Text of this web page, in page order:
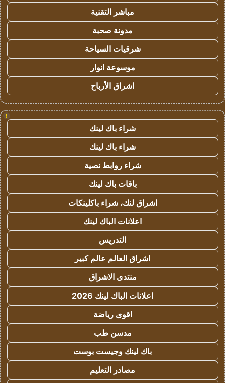
مباشر التقنية
مدونة صحبة
شرقيات السياحة
موسوعة انوار
اشراق الأرباح
!
شراء باك لينك
شراء باك لينك
شراء روابط نصية
باقات باك لينك
اشراق لنك، شراء باكلينكات
اعلانات الباك لينك
التدريس
اشراق العالم عالم كبير
منتدى الاشراق
اعلانات الباك لينك 2026
اقوى رياضة
مدسن طب
باك لينك وجيست بوست
مصادر التعليم